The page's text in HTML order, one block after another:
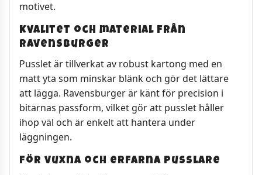
motivet.
Kvalitet och material från
Ravensburger
Pusslet är tillverkat av robust kartong med en
matt yta som minskar blänk och gör det lättare
att lägga. Ravensburger är känt för precision i
bitarnas passform, vilket gör att pusslet håller
ihop väl och är enkelt att hantera under
läggningen.
För vuxna och erfarna pusslare